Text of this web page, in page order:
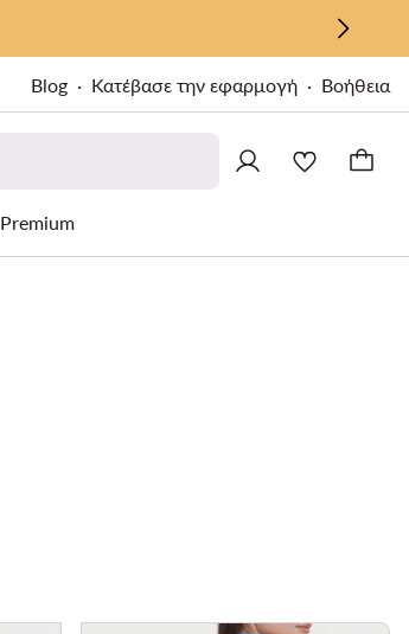
Blog Κατέβασε την εφαρμογή Βοήθεια
Premium